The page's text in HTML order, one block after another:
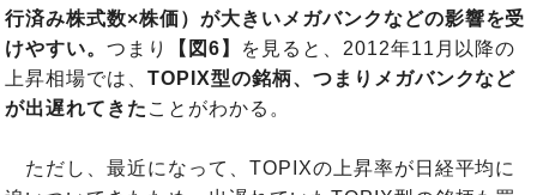
行済み株式数×株価）が大きいメガバンクなどの影響を受
けやすい。つまり 【図6】
を見ると、2012年11月以降の
上昇相場では、TOPIX型の銘柄、つまりメガバンクなど
が出遅れてきた ことがわかる。
ただし、最近になって、TOPIXの上昇率が日経平均に